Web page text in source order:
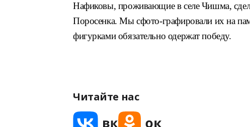
Нафиковы, проживающие в селеЧишма,
Поросенка. Мы сфото-графировали их на
фигуркамиобязательно одержат победу.
Читайте нас